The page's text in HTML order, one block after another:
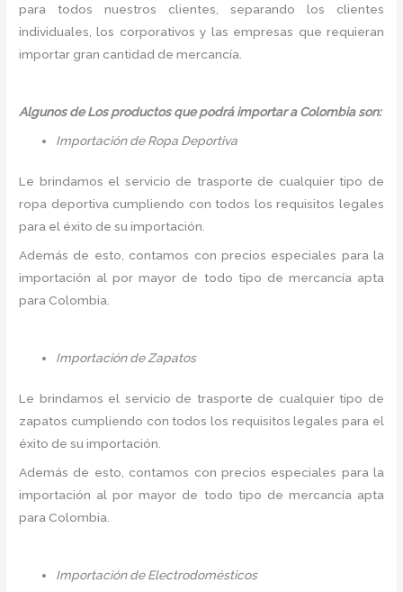
para todos nuestros clientes, separando los clientes
individuales, los corporativos y las empresas que requieran
importar gran cantidad de mercancía.
Algunos de Los productos que podrá importar a Colombia son:
Importación de Ropa Deportiva
Le brindamos el servicio de trasporte de cualquier tipo de
ropa deportiva cumpliendo con todos los requisitos legales
para el éxito de su importación.
Además de esto, contamos con precios especiales para la
importación al por mayor de todo tipo de mercancía apta
para Colombia.
Importación de Zapatos
Le brindamos el servicio de trasporte de cualquier tipo de
zapatos cumpliendo con todos los requisitos legales para el
éxito de su importación.
Además de esto, contamos con precios especiales para la
importación al por mayor de todo tipo de mercancía apta
para Colombia.
Importación de Electrodomésticos